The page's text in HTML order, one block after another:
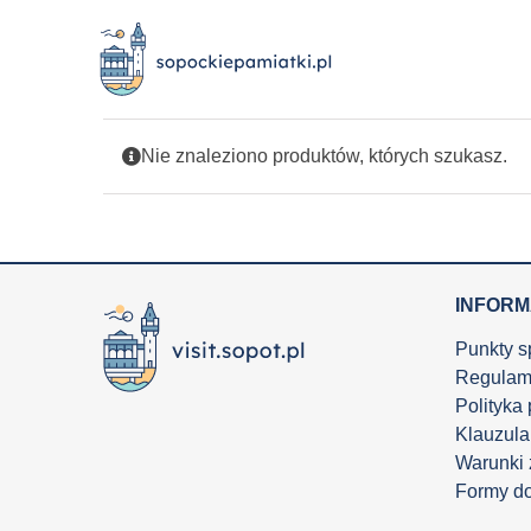
Nie znaleziono produktów, których szukasz.
Punkty
Polityka
Warunki
Formy